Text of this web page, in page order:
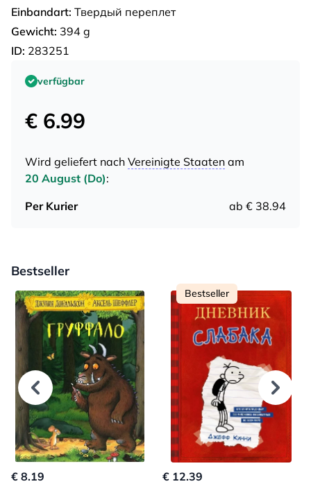
Einbandart: Твердый переплет
Gewicht: 394 g
ID: 283251
verfügbar
€ 6.99
Wird geliefert nach Vereinigte Staaten am
20 August (Do):
Per Kurier
ab € 38.94
Bestseller
€ 8.19
Bestseller
€ 12.39